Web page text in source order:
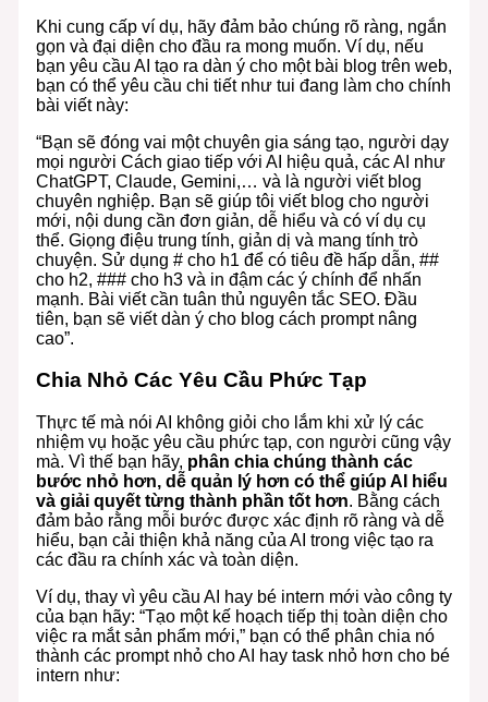
Khi cung cấp ví dụ, hãy đảm bảo chúng rõ ràng, ngắn
gọn và đại diện cho đầu ra mong muốn. Ví dụ, nếu
bạn yêu cầu AI tạo ra dàn ý cho một bài blog trên web,
bạn có thể yêu cầu chi tiết như tui đang làm cho chính
bài viết này:
“Bạn sẽ đóng vai một chuyên gia sáng tạo, người dạy
mọi người Cách giao tiếp với AI hiệu quả, các AI như
ChatGPT, Claude, Gemini,… và là người viết blog
chuyên nghiệp. Bạn sẽ giúp tôi viết blog cho người
mới, nội dung cần đơn giản, dễ hiểu và có ví dụ cụ
thể. Giọng điệu trung tính, giản dị và mang tính trò
chuyện. Sử dụng # cho h1 để có tiêu đề hấp dẫn, ##
cho h2, ### cho h3 và in đậm các ý chính để nhấn
mạnh. Bài viết cần tuân thủ nguyên tắc SEO. Đầu
tiên, bạn sẽ viết dàn ý cho blog cách prompt nâng
cao”.
Chia Nhỏ Các Yêu Cầu Phức Tạp
Thực tế mà nói AI không giỏi cho lắm khi xử lý các
nhiệm vụ hoặc yêu cầu phức tạp, con người cũng vậy
mà. Vì thế bạn hãy, phân chia chúng thành các
bước nhỏ hơn, dễ quản lý hơn có thể giúp AI hiểu
và giải quyết từng thành phần tốt hơn. Bằng cách
đảm bảo rằng mỗi bước được xác định rõ ràng và dễ
hiểu, bạn cải thiện khả năng của AI trong việc tạo ra
các đầu ra chính xác và toàn diện.
Ví dụ, thay vì yêu cầu AI hay bé intern mới vào công ty
của bạn hãy: “Tạo một kế hoạch tiếp thị toàn diện cho
việc ra mắt sản phẩm mới,” bạn có thể phân chia nó
thành các prompt nhỏ cho AI hay task nhỏ hơn cho bé
intern như: